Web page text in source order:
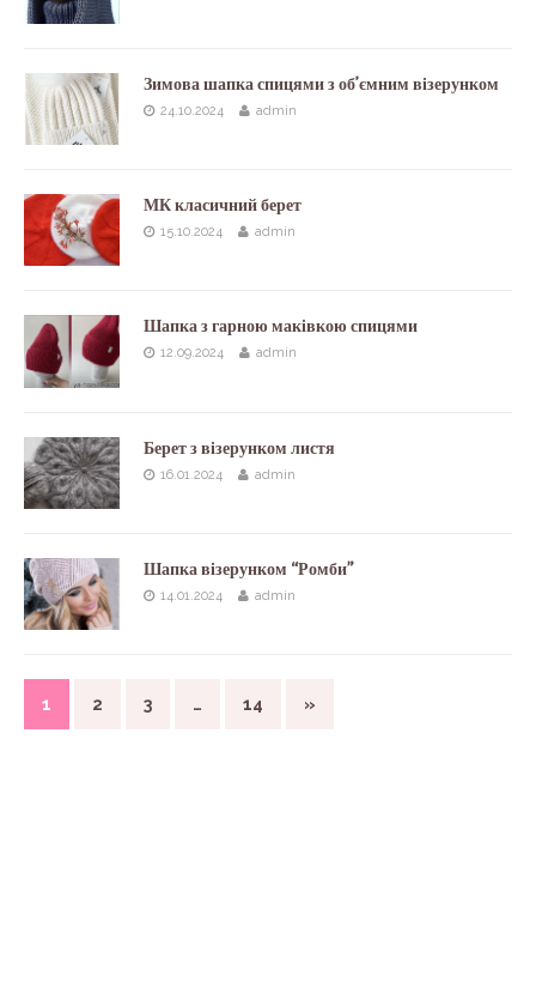
Зимова шапка спицями з обʼємним візерунком
24.10.2024 admin
МК класичний берет
15.10.2024 admin
Шапка з гарною маківкою спицями
12.09.2024 admin
Берет з візерунком листя
16.01.2024 admin
Шапка візерунком “Ромби”
14.01.2024 admin
1 2 3 … 14 »